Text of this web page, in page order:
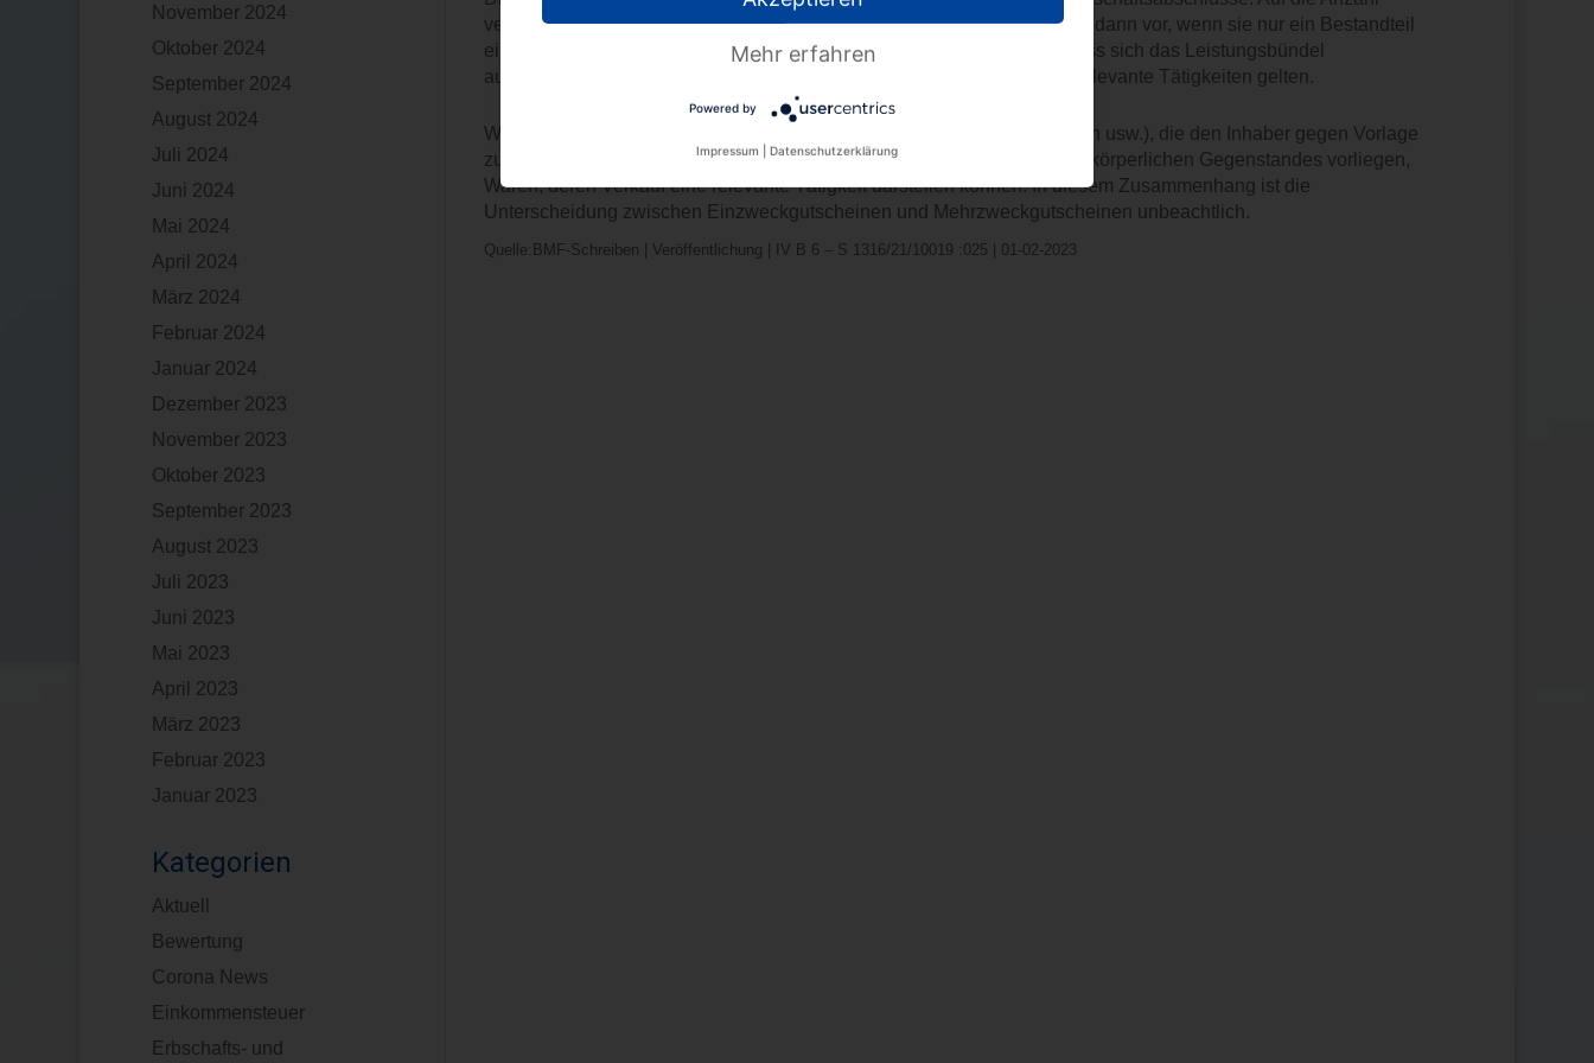
veräußerter Artikel kommt es nicht an. Eine relevante Tätigkeit liegt auch dann vor, wenn sie nur ein Bestandteil
eines umfangreicheren Leistungsbündels ist. Es ist nicht erforderlich, dass sich das Leistungsbündel
ausschließlich aus Leistungen zusammensetzt, die jeweils für sich als relevante Tätigkeiten gelten.
Wertzeichen (Gutscheine, Lose, Eintrittskarten, Rabattmarken, Fahrkarten usw.), die den Inhaber gegen Vorlage
zum Empfang einer Leistung berechtigen, sind, sofern sie in Form eines körperlichen Gegenstandes vorliegen,
Waren, deren Verkauf eine relevante Tätigkeit darstellen können. In diesem Zusammenhang ist die
Unterscheidung zwischen Einzweckgutscheinen und Mehrzweckgutscheinen unbeachtlich.
Quelle:BMF-Schreiben | Veröffentlichung | IV B 6 – S 1316/21/10019 :025 | 01-02-2023
November 2024
Oktober 2024
September 2024
August 2024
Juli 2024
Juni 2024
Mai 2024
April 2024
März 2024
Februar 2024
Januar 2024
Dezember 2023
November 2023
Oktober 2023
September 2023
August 2023
Juli 2023
Juni 2023
Mai 2023
April 2023
März 2023
Februar 2023
Januar 2023
Kategorien
Aktuell
Bewertung
Corona News
Einkommensteuer
Erbschafts- und
Mehr erfahren
Powered by
Impressum Datenschutzerklärung